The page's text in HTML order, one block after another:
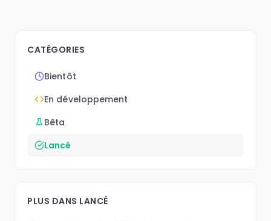
CATÉGORIES
Bientôt
En développement
Bêta
Lancé
PLUS DANS LANCÉ